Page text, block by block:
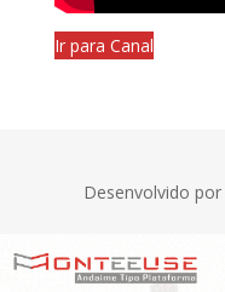
Ir para Canal
Desenvolvido por